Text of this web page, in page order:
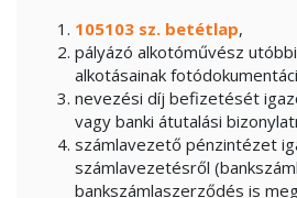
105103 sz. betétlap,
pályázó alkotóművész
alkotásainak
nevezési díj befizetését
vagy banki átutalási
számlavezető pénzintézet
számlavezetésről
bankszámlaszerződés is